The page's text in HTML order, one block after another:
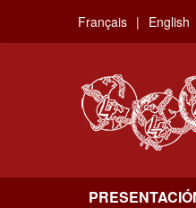
main
Français English